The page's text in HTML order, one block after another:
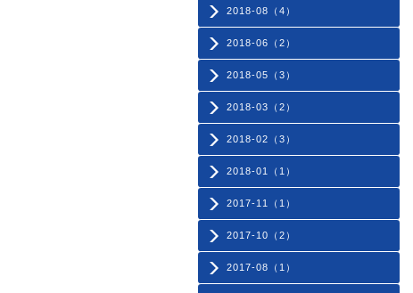
2018-08（4）
2018-06（2）
2018-05（3）
2018-03（2）
2018-02（3）
2018-01（1）
2017-11（1）
2017-10（2）
2017-08（1）